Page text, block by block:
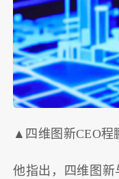
▲四维图新CEO程
他指出，四维图